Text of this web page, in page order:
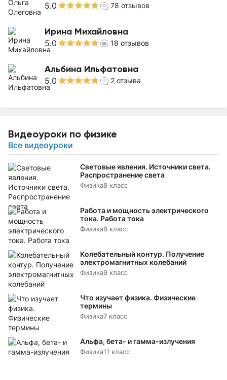
5.0 78 отзывов
Ирина Михайловна
5.0 18 отзывов
Альбина Ильфатовна
5.0 2 отзыва
Видеоуроки по физике
Все видеоуроки
Световые явления. Источники света.
Распространение света
Физика8 класс
Работа и мощность электрического
тока. Работа тока
Физика8 класс
Колебательный контур. Получение
электромагнитных колебаний
Физика9 класс
Что изучает физика. Физические
термины
Физика7 класс
Альфа, бета- и гамма-излучения
Физика11 класс